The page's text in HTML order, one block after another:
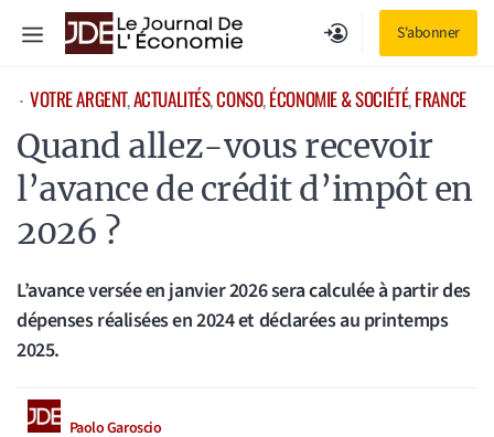
S'abonner
Menu
⋅ VOTRE ARGENT, ACTUALITÉS, CONSO, ÉCONOMIE & SOCIÉTÉ, FRANCE
Quand allez-vous recevoir
l’avance de crédit d’impôt en
2026 ?
L’avance versée en janvier 2026 sera calculée à partir des
dépenses réalisées en 2024 et déclarées au printemps
2025.
Paolo Garoscio